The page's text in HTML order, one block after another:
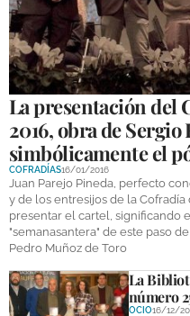
La presentación del
2016, obra de
simbólicamente el
COFRADÍAS16/01/2016
Juan Parejo Pineda, perfecto
y de los entresijos de la
presentar el cartel, significando
"semanasantera" de este paso
Pedro Muñoz de Toro
La
número
OCIO16/12/